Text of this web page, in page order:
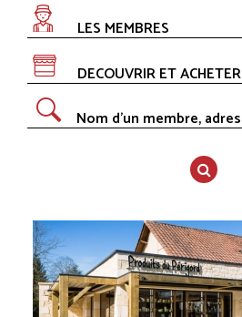
LES MEMBRES
DECOUVRIR ET ACHETER